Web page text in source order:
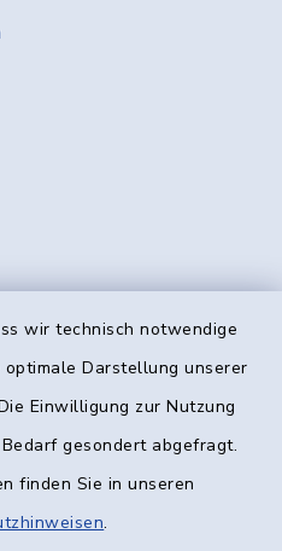
wir technisch notwendige
optimale Darstellung unserer
Einwilligung zur Nutzung
gesondert abgefragt.
finden Sie in unseren
.